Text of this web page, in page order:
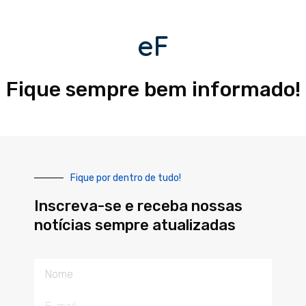
eF
Fique sempre bem informado!
Fique por dentro de tudo!
Inscreva-se e receba nossas
notícias sempre atualizadas